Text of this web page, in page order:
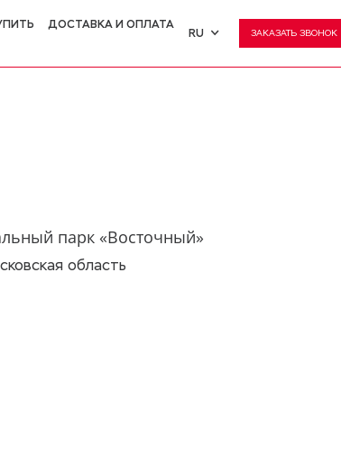
ДОСТАВКА И ОПЛАТА
RU
RU
ЗАКАЗАТЬ ЗВОНОК
парк «Восточный»
область